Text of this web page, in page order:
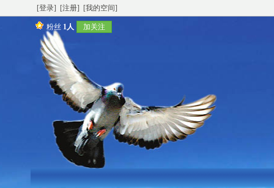
[登录] [注册] [我的空间]
粉丝 1人 加关注